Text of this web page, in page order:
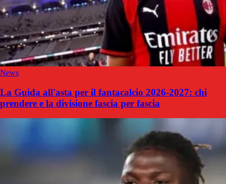
News
La Guida all'asta per il fantacalcio 2026-2027: chi
prendere e la divisione fascia per fascia